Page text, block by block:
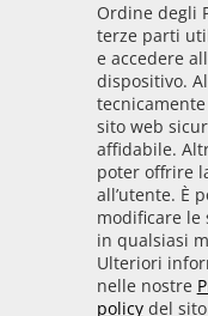
Codice Fiscale
92009700458
Codice IPA
odpt_to
Linee guida
Sito realizzato
per i servizi web
collaborazione
Ordine degli
terze parti
e accedere
dispositivo.
sito web
affidabile.
poter offrire
all’utente. È
modificare le
in qualsiasi
Ulteriori
nelle nostre
policydel sito